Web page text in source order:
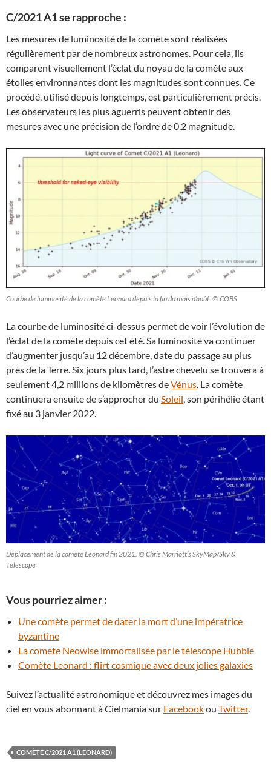
C/2021 A1 se rapproche :
Les mesures de luminosité de la comète sont réalisées
régulièrement par de nombreux astronomes. Pour cela, ils
comparent visuellement l’éclat du noyau de la comète aux
étoiles environnantes dont les magnitudes sont connues. Ce
procédé, utilisé depuis longtemps, est particulièrement précis.
Les observateurs les plus aguerris peuvent obtenir des
mesures avec une précision de l’ordre de 0,2 magnitude.
Courbe de luminosité de la comète Leonard depuis la fin du mois d’août. © COBS
La courbe de luminosité ci-dessus permet de voir l’évolution de
l’éclat de la comète depuis cet été. Sa luminosité va continuer
d’augmenter jusqu’au 12 décembre, date du passage au plus
près de la Terre. Six jours plus tard, l’astre chevelu se trouvera à
seulement 4,2 millions de kilomètres deVénus . La comète
continuera ensuite de s’approcher du Soleil , son périhélie étant
fixé au 3 janvier 2022.
Déplacement de la comète Leonard fin 2021. © Chris Marriott’s SkyMap/Sky &
Telescope
Vous pourriez aimer :
Une comète permet de dater la mort d’une impératrice
byzantine
La comète Neowise immortalisée par le télescope Hubble
Comète Leonard : flirt cosmique avec deux jolies galaxies
Suivez l’actualité astronomique et découvrez mes images du
ciel en vous abonnant à Cielmania sur Facebookou Twitter.
COMÈTE C/2021 A1 (LEONARD)